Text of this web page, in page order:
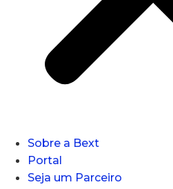
Sobre a Bext
Portal
Seja um Parceiro